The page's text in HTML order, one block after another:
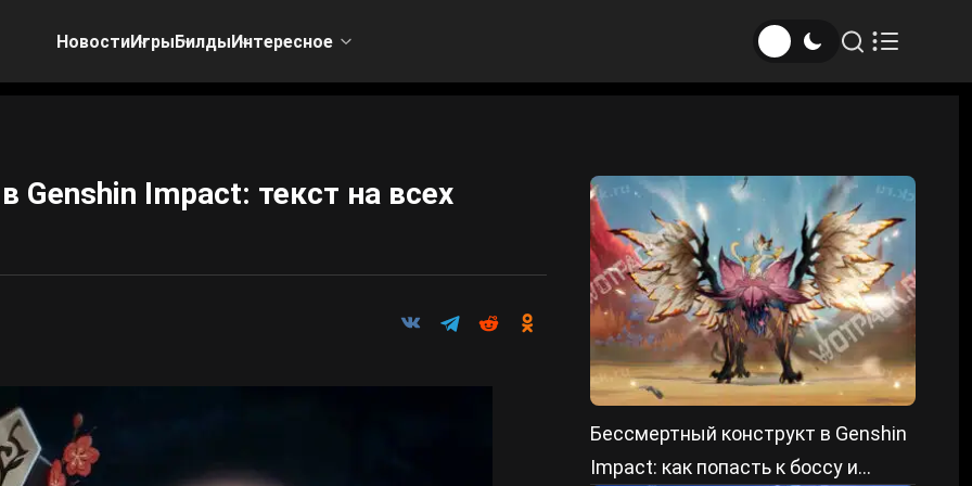
НовостиИгрыБилдыИнтересное
Genshin Impact: текст на всех
Бессмертный конструкт в Genshin
Impact: как попасть к боссу и